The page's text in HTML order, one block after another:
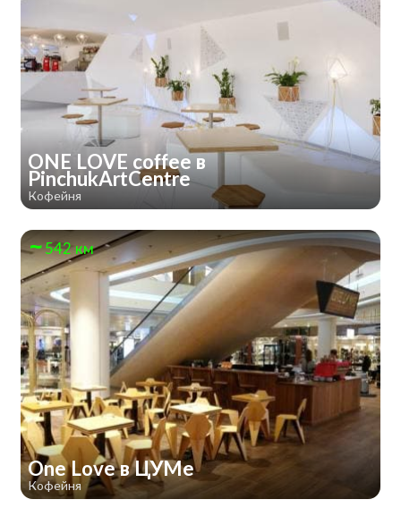
ONE LOVE coffee в
PinchukArtCentre
Кофейня
542 км
One Love в ЦУМе
Кофейня